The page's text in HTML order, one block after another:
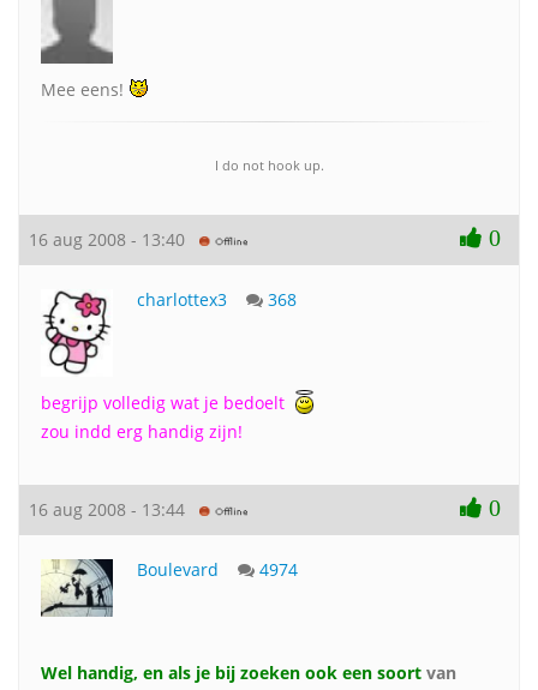
Mee eens!
I do not hook up.
16 aug 2008 - 13:40 0
charlottex3 368
begrijp volledig wat je bedoelt
zou indd erg handig zijn!
16 aug 2008 - 13:44 0
Boulevard 4974
Wel handig, en als je bij zoeken ook een soort van